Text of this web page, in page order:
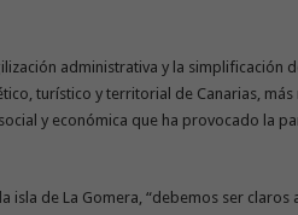
administrativa y la simplificación
turístico y territorial de Canarias,
y económica que ha provocado la
isla de La Gomera, “debemos ser claros